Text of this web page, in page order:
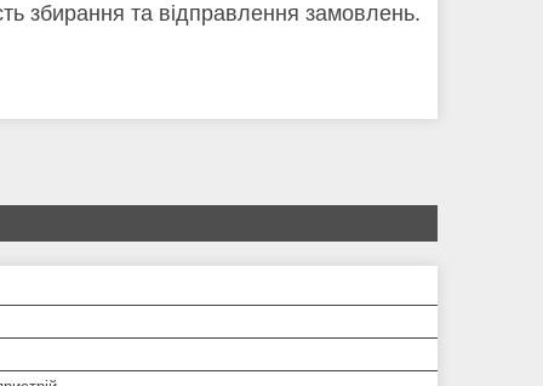
збирання та відправлення замовлень.